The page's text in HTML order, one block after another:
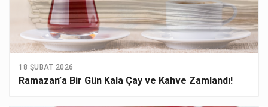
18 ŞUBAT 2026
Ramazan’a Bir Gün Kala Çay ve Kahve Zamlandı!